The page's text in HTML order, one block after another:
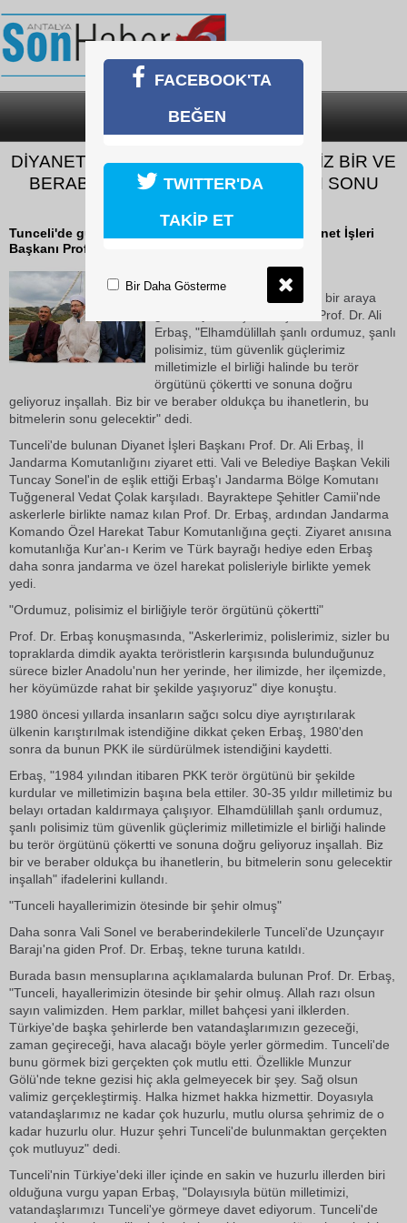
SON DAKİKA
DİYANET İŞLERİ BAŞKANI ERBAŞ: "BİZ BİR VE
BERABER OLDUKÇA İHANETLERİN SONU
Tunceli'de güvenlik güçleriyle bir araya gelen Diyanet İşleri
Başkanı Prof.
20 Ekim 2018 Cumartesi 17:23
Tunceli'de güvenlik güçleriyle bir araya
gelen Diyanet İşleri Başkanı Prof. Dr. Ali
Erbaş, "Elhamdülillah şanlı ordumuz, şanlı
polisimiz, tüm güvenlik güçlerimiz
milletimizle el birliği halinde bu terör
örgütünü çökertti ve sonuna doğru
geliyoruz inşallah. Biz bir ve beraber oldukça bu ihanetlerin, bu
bitmelerin sonu gelecektir" dedi.
Tunceli'de bulunan Diyanet İşleri Başkanı Prof. Dr. Ali Erbaş, İl
Jandarma Komutanlığını ziyaret etti. Vali ve Belediye Başkan Vekili
Tuncay Sonel'in de eşlik ettiği Erbaş'ı Jandarma Bölge Komutanı
Tuğgeneral Vedat Çolak karşıladı. Bayraktepe Şehitler Camii'nde
askerlerle birlikte namaz kılan Prof. Dr. Erbaş, ardından Jandarma
Komando Özel Harekat Tabur Komutanlığına geçti. Ziyaret anısına
komutanlığa Kur'an-ı Kerim ve Türk bayrağı hediye eden Erbaş
daha sonra jandarma ve özel harekat polisleriyle birlikte yemek
yedi.
"Ordumuz, polisimiz el birliğiyle terör örgütünü çökertti"
Prof. Dr. Erbaş konuşmasında, "Askerlerimiz, polislerimiz, sizler bu
topraklarda dimdik ayakta teröristlerin karşısında bulunduğunuz
sürece bizler Anadolu'nun her yerinde, her ilimizde, her ilçemizde,
her köyümüzde rahat bir şekilde yaşıyoruz" diye konuştu.
1980 öncesi yıllarda insanların sağcı solcu diye ayrıştırılarak
ülkenin karıştırılmak istendiğine dikkat çeken Erbaş, 1980'den
sonra da bunun PKK ile sürdürülmek istendiğini kaydetti.
Erbaş, "1984 yılından itibaren PKK terör örgütünü bir şekilde
kurdular ve milletimizin başına bela ettiler. 30-35 yıldır milletimiz bu
belayı ortadan kaldırmaya çalışıyor. Elhamdülillah şanlı ordumuz,
şanlı polisimiz tüm güvenlik güçlerimiz milletimizle el birliği halinde
bu terör örgütünü çökertti ve sonuna doğru geliyoruz inşallah. Biz
bir ve beraber oldukça bu ihanetlerin, bu bitmelerin sonu gelecektir
inşallah" ifadelerini kullandı.
"Tunceli hayallerimizin ötesinde bir şehir olmuş"
Daha sonra Vali Sonel ve beraberindekilerle Tunceli'de Uzunçayır
Barajı'na giden Prof. Dr. Erbaş, tekne turuna katıldı.
Burada basın mensuplarına açıklamalarda bulunan Prof. Dr. Erbaş,
"Tunceli, hayallerimizin ötesinde bir şehir olmuş. Allah razı olsun
sayın valimizden. Hem parklar, millet bahçesi yani ilklerden.
Türkiye'de başka şehirlerde ben vatandaşlarımızın gezeceği,
zaman geçireceği, hava alacağı böyle yerler görmedim. Tunceli'de
bunu görmek bizi gerçekten çok mutlu etti. Özellikle Munzur
Gölü'nde tekne gezisi hiç akla gelmeyecek bir şey. Sağ olsun
valimiz gerçekleştirmiş. Halka hizmet hakka hizmettir. Doyasıyla
vatandaşlarımız ne kadar çok huzurlu, mutlu olursa şehrimiz de o
kadar huzurlu olur. Huzur şehri Tunceli'de bulunmaktan gerçekten
çok mutluyuz" dedi.
Tunceli'nin Türkiye'deki iller içinde en sakin ve huzurlu illerden biri
olduğuna vurgu yapan Erbaş, "Dolayısıyla bütün milletimizi,
vatandaşlarımızı Tunceli'ye görmeye davet ediyorum. Tunceli'de
FACEBOOK'TA
BEĞEN
TWITTER'DA
TAKİP ET
Bir Daha Gösterme